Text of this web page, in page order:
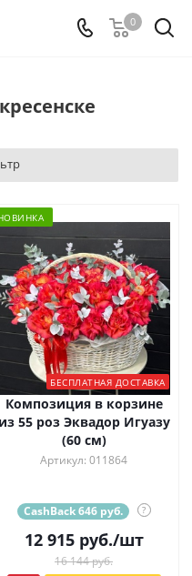
0
БЕСПЛАТНАЯ ДОСТАВКА
Композиция в корзине
из 55 роз Эквадор Игуазу
(60 см)
Артикул: 011864
CashBack 646 руб. ?
12 915руб./шт
16 144 руб.